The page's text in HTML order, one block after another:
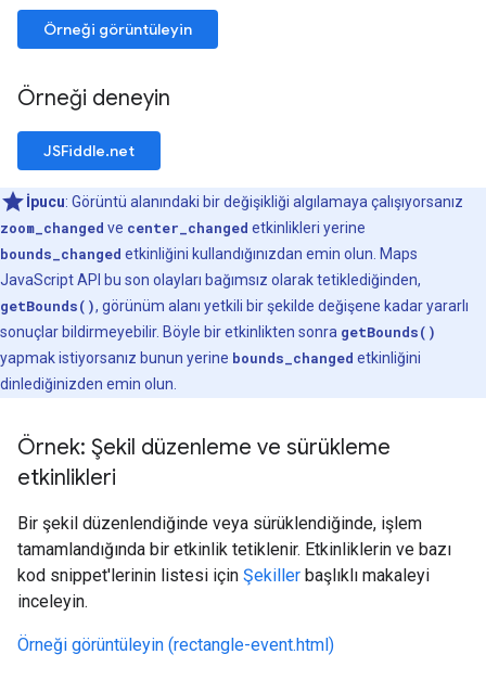
Örneği görüntüleyin
Örneği deneyin
JSFiddle.net
İpucu: Görüntü alanındaki bir değişikliği algılamaya çalışıyorsanız
zoom_changed ve center_changed etkinlikleri yerine
bounds_changed etkinliğini kullandığınızdan emin olun. Maps
JavaScript API bu son olayları bağımsız olarak tetiklediğinden,
getBounds(), görünüm alanı yetkili bir şekilde değişene kadar yararlı
sonuçlar bildirmeyebilir. Böyle bir etkinlikten sonra getBounds()
yapmak istiyorsanız bunun yerine bounds_changed etkinliğini
dinlediğinizden emin olun.
Örnek: Şekil düzenleme ve sürükleme
etkinlikleri
Bir şekil düzenlendiğinde veya sürüklendiğinde, işlem
tamamlandığında bir etkinlik tetiklenir. Etkinliklerin ve bazı
kod snippet'lerinin listesi için Şekiller başlıklı makaleyi
inceleyin.
Örneği görüntüleyin (rectangle-event.html)